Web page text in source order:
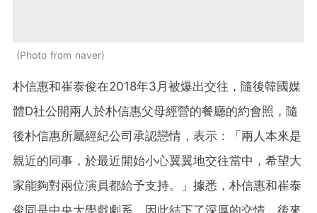
Photo from naver
朴信惠和崔泰俊在2018年3月被爆出交往，隨後韓國媒
體D社公開兩人於朴信惠父母經營的餐廳的約會照，隨
後朴信惠所屬經紀公司承認戀情，表示：「兩人本來是
親近的同事，於最近開始小心翼翼地交往當中，希望大
家能夠對兩位演員都給予支持。」據悉，朴信惠和崔泰